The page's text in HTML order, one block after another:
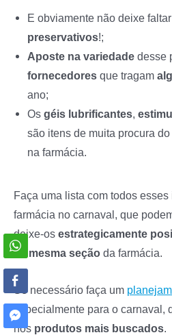
E obviamente não deixe
preservativos!;
Aposte na variedade desse
fornecedores que tragam
ano;
Os géis lubrificantes,
são itens de muita procura
na farmácia.
Faça uma lista com todos
farmácia no carnaval, que
deixe-os estrategicamente
na mesma seção da farmácia.
Se necessário faça um
especialmente para o carnaval,
nos produtos mais buscados.